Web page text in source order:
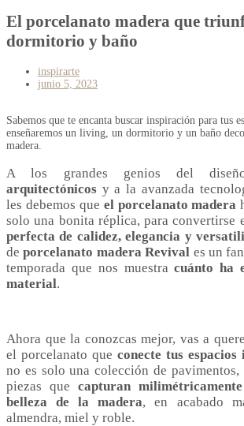
El porcelanato madera que
dormitorio y baño
inspirarte
junio 5, 2023
Sabemos que te encanta buscar inspiración para tus
enseñaremos un living, un dormitorio y un baño
madera.
A los grandes genios del
arquitectónicos y a la avanzada
les debemos que el porcelanato madera
solo una bonita réplica, para convertirse
perfecta de calidez, elegancia y
deporcelanato madera Revival es un
temporada que nos muestracuánto ha
material.
Ahora que la conozcas mejor, vas a
el porcelanato que conecte tus
no es solo una colección de
piezas quecapturan
belleza de la madera, en acabado
almendra, miel y roble.